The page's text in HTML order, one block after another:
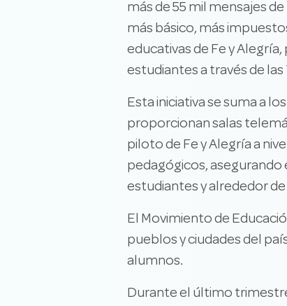
más de 55 mil mensajes
más básico, más
educativas de Fe y
estudiantes a través de
Esta iniciativa se suma a
proporcionan salas
piloto de Fe y Alegría a
pedagógicos, asegurando
estudiantes y alrededor
El Movimiento de
pueblos y ciudades del
alumnos.
Durante el último